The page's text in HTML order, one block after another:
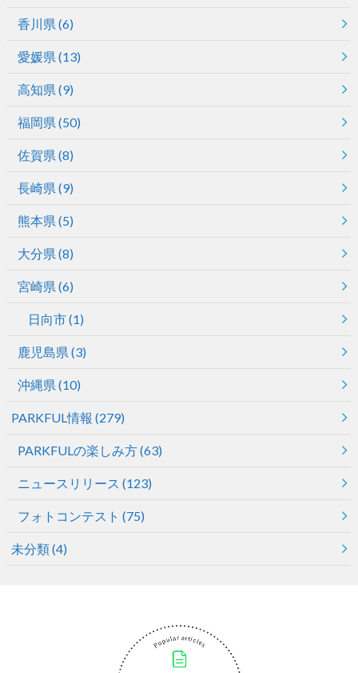
香川県 (6)
愛媛県 (13)
高知県 (9)
福岡県 (50)
佐賀県 (8)
長崎県 (9)
熊本県 (5)
大分県 (8)
宮崎県 (6)
日向市(1)
鹿児島県 (3)
沖縄県 (10)
PARKFUL情報 (279)
PARKFULの楽しみ方(63)
ニュースリリース (123)
フォトコンテスト (75)
未分類(4)